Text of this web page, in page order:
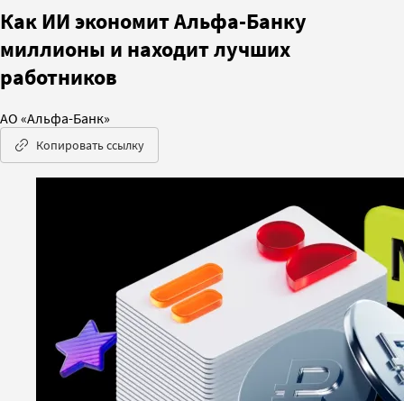
Как ИИ экономит Альфа-Банку
миллионы и находит лучших
работников
АО «Альфа-Банк»
Копировать ссылку